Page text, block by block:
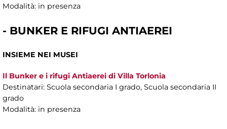
Modalità: in presenza
- BUNKER E RIFUGI ANTIAEREI
INSIEME NEI MUSEI
Il Bunker e i rifugi Antiaerei di Villa Torlonia
Destinatari: Scuola secondaria I grado, Scuola secondaria II
grado
Modalità: in presenza